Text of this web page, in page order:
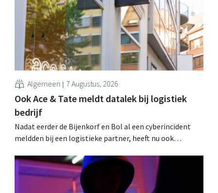
Algemeen 7 Augustus, 2026
Ook Ace & Tate meldt datalek bij logistiek
bedrijf
Nadat eerder de Bijenkorf en Bol al een cyberincident
meldden bij een logistieke partner, heeft nu ook
datalek. Financiële gegevens, gebruikersnamen en
wachtwoorden zijn niet getroffen.